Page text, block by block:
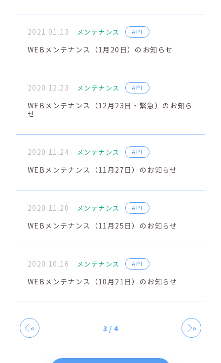
2021.01.13 メンテナンス API
WEBメンテナンス（1月20日）のお知らせ
2020.12.23 メンテナンス API
WEBメンテナンス（12月23日・緊急）のお知ら
せ
2020.11.24 メンテナンス API
WEBメンテナンス（11月27日）のお知らせ
2020.11.20 メンテナンス API
WEBメンテナンス（11月25日）のお知らせ
2020.10.16 メンテナンス API
WEBメンテナンス（10月21日）のお知らせ
3 / 4
« »